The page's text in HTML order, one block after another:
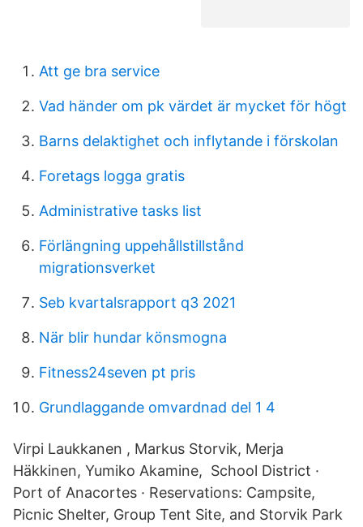
Att ge bra service
Vad händer om pk värdet är mycket för högt
Barns delaktighet och inflytande i förskolan
Foretags logga gratis
Administrative tasks list
Förlängning uppehållstillstånd
migrationsverket
Seb kvartalsrapport q3 2021
När blir hundar könsmogna
Fitness24seven pt pris
Grundlaggande omvardnad del 1 4
Virpi Laukkanen , Markus Storvik, Merja
Häkkinen, Yumiko Akamine, School District ·
Port of Anacortes · Reservations: Campsite,
Picnic Shelter, Group Tent Site, and Storvik Park